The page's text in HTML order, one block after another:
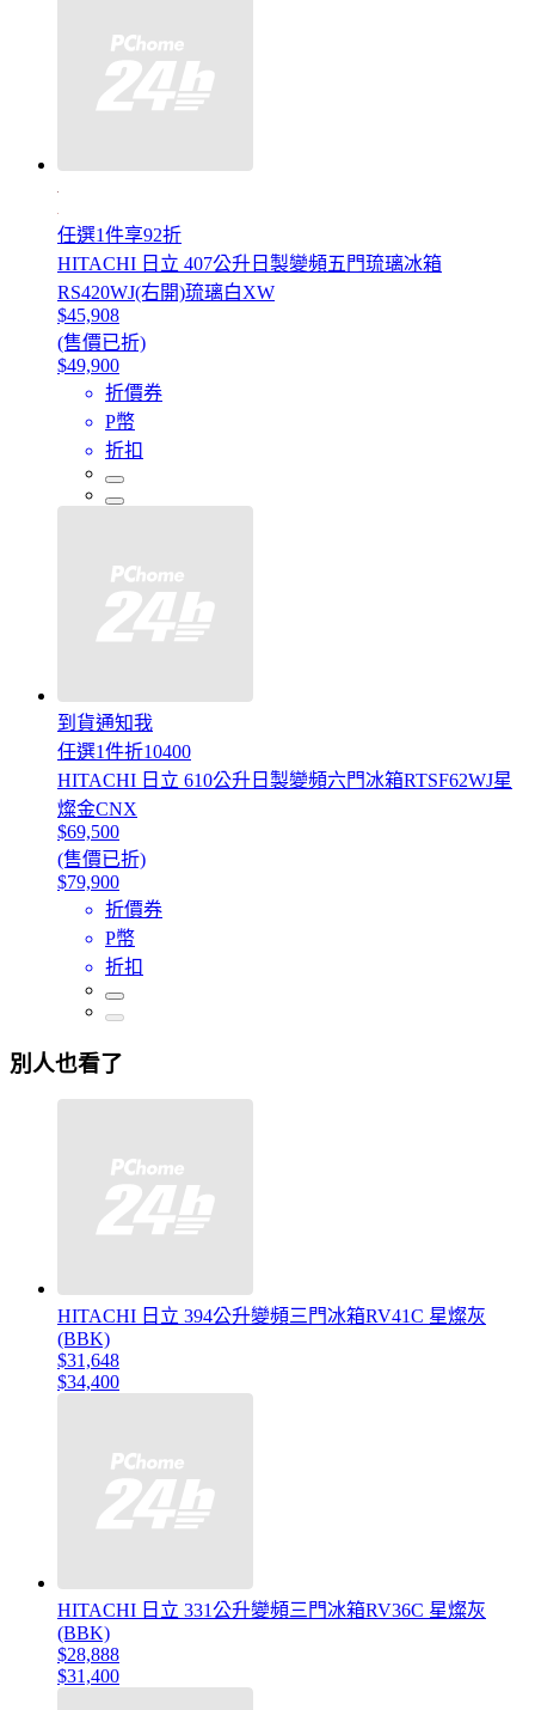
任選1件享92折
HITACHI 日立 407公升日製變頻五門琉璃冰箱
RS420WJ(右開)琉璃白XW
$45,908
(售價已折)
$49,900
折價券
P幣
折扣
到貨通知我
任選1件折10400
HITACHI 日立 610公升日製變頻六門冰箱RTSF62WJ星
燦金CNX
$69,500
(售價已折)
$79,900
折價券
P幣
折扣
別人也看了
HITACHI 日立 394公升變頻三門冰箱RV41C 星燦灰
(BBK)
$31,648
$34,400
HITACHI 日立 331公升變頻三門冰箱RV36C 星燦灰
(BBK)
$28,888
$31,400